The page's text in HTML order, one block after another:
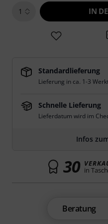
1 IN
Standardlieferung
Lieferung in ca. 1-3
Schnelle Lieferung
Lieferdatum wird im
Infos
30 in
Beratung